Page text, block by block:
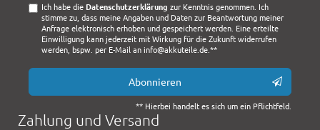
Ich habe die Daten­schutz­erklärung zur Kenntnis genommen. Ich
stimme zu, dass meine Angaben und Daten zur Beantwortung meiner
Anfrage elektronisch erhoben und gespeichert werden. Eine erteilte
Einwilligung kann jederzeit mit Wirkung für die Zukunft widerrufen
werden, bspw. per E-Mail an info@akkuteile.de.**
Abonnieren
** Hierbei handelt es sich um ein Pflichtfeld.
Zahlung und Versand